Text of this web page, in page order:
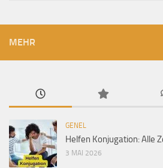
MEHR
GENEL
Helfen Konjugation: Alle
3 MAI 2026